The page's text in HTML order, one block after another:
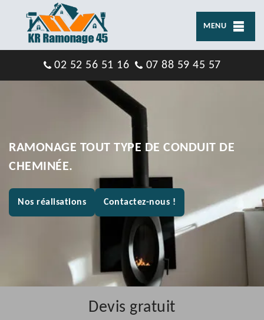
MENU
02 52 56 51 16 07 88 59 45 57
RAMONAGE TOUT TYPE DE CONDUIT DE
CHEMINÉE.
Nos réalisations Contactez-nous !
Devis gratuit